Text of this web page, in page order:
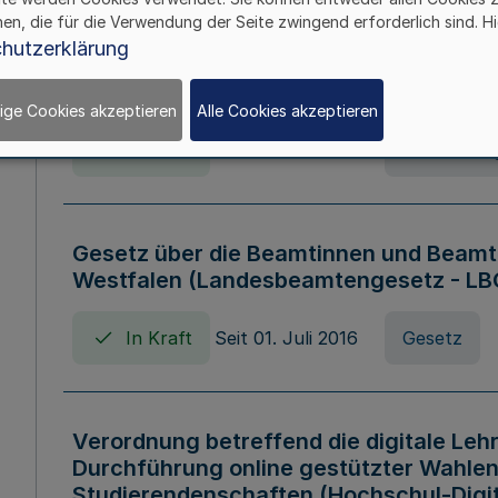
Verordnung über die
Nordrhein-Westfalen
Gesetz über die Beamtinnen und
Westfalen (Landesbeamtengesetz -
In Kraft Seit 01. Juli 2016 Gesetz
Verordnung betreffend die digitale
Durchführung online gestützter
die für die Verwendung der Seite zwingend erforderlich sind.
Cookies akzeptieren Alle Cookies akzeptieren